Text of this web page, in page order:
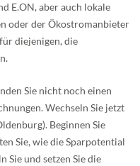
E.ON, aber auch lokale
oder der Ökostromanbieter
diejenigen, die
Sie nicht noch einen
Wechseln Sie jetzt
Beginnen Sie
Sie, wie die Sparpotential
Sie und setzen Sie die